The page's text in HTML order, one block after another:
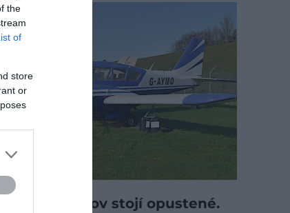
the
of
store
or
Už osem rokov stojí opustené.